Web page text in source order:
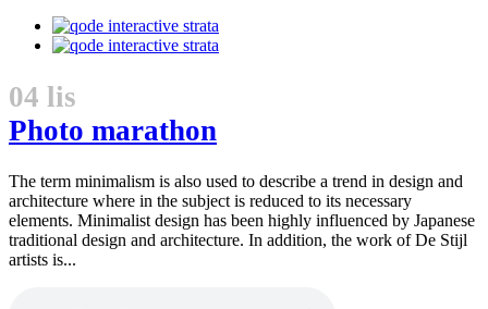
04 lis
Photo marathon
The term minimalism is also used to describe a trend in design and
architecture where in the subject is reduced to its necessary
elements. Minimalist design has been highly influenced by Japanese
traditional design and architecture. In addition, the work of De Stijl
artists is...